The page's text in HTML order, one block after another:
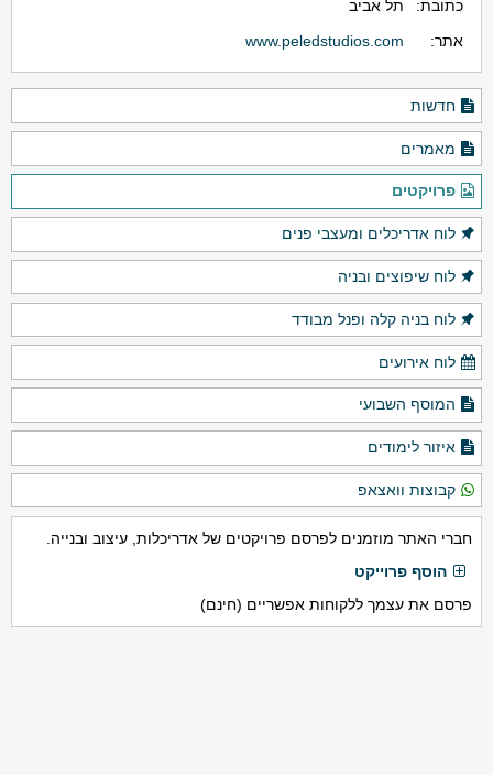
כתובת:
תל אביב
אתר:
www.peledstudios.com
חדשות
מאמרים
פרויקטים
לוח אדריכלים ומעצבי פנים
לוח שיפוצים ובניה
לוח בניה קלה ופנל מבודד
לוח אירועים
המוסף השבועי
איזור לימודים
קבוצות וואצאפ
חברי האתר מוזמנים לפרסם פרויקטים של אדריכלות, עיצוב ובנייה.
הוסף פרוייקט
פרסם את עצמך ללקוחות אפשריים (חינם)